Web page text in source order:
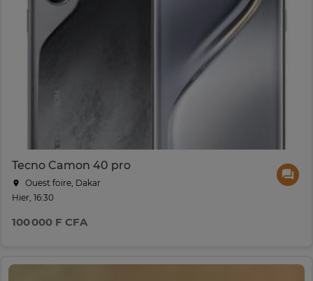
Tecno Camon 40 pro
Ouest foire, Dakar
Hier, 16:30
100 000 F CFA